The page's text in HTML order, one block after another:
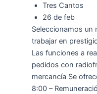
Tres Cantos
26 de feb
Seleccionamos un
trabajar en
Las funciones a
pedidos con
mercancía Se
8:00 –